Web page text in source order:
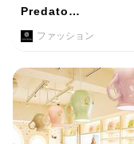
Predato…
ファッション